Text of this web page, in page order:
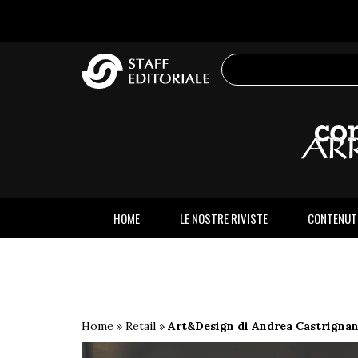
HOME LE NOSTRE RIVISTE
Home » Retail » Art&Design di Andrea